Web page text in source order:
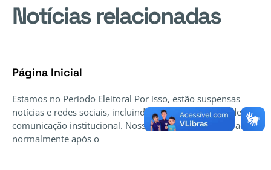
Notícias relacionadas
Página Inicial
Estamos no Período Eleitoral Por isso, estão suspensas
notícias e redes sociais, incluindo qualquer publicidade e
comunicação institucional. Nossos canais serão reativados
normalmente após o